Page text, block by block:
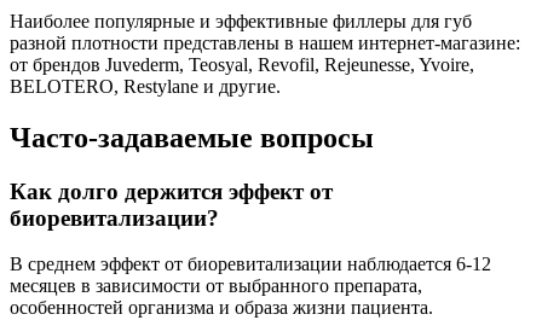
Наиболее популярные и эффективные филлеры для губ
разной плотности представлены в нашем интернет-магазине:
от брендов Juvederm, Teosyal, Revofil, Rejeunesse, Yvoire,
BELOTERO, Restylane и другие.
Часто-задаваемые вопросы
Как долго держится эффект от
биоревитализации?
В среднем эффект от биоревитализации наблюдается 6-12
месяцев в зависимости от выбранного препарата,
особенностей организма и образа жизни пациента.